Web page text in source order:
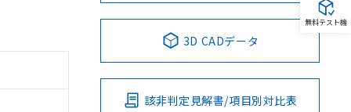
3D CADデータ
該非判定見解書/項目別対比表
無料テスト機